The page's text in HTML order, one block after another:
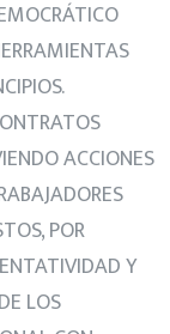
ACCIONES
POR
Y
LOS